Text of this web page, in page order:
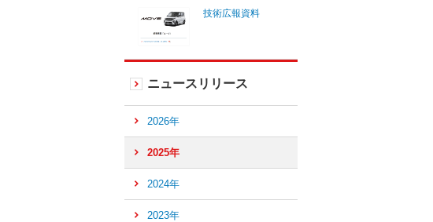
技術広報資料
ニュースリリース
2026年
2025年
2024年
2023年